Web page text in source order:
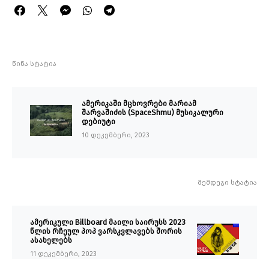
წინა სტატია
ამერიკაში მცხოვრები მარიამ
შარვაშიძის (SpaceShmu) მუსიკალური
დებიუტი
10 დეკემბერი, 2023
შემდეგი სტატია
ამერიკული Billboard მაილი საირუსს 2023
წლის რჩეულ პოპ ვარსკვლავებს შორის
ასახელებს
11 დეკემბერი, 2023